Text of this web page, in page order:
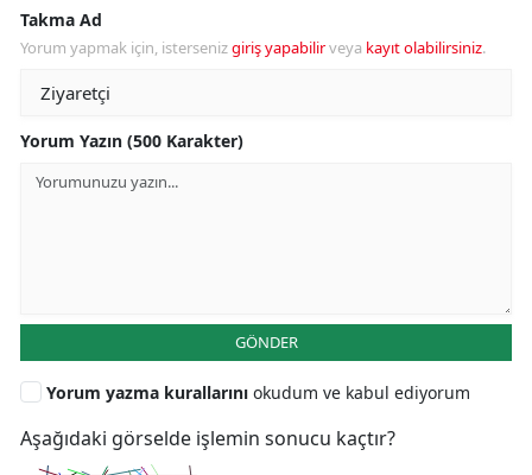
Takma Ad
Yorum yapmak için, istersenizgiriş yapabilirveya kayıt olabilirsiniz.
Yorum Yazın (500 Karakter)
GÖNDER
Yorum yazma kurallarını okudum ve kabul ediyorum
Aşağıdaki görselde işlemin sonucu kaçtır?